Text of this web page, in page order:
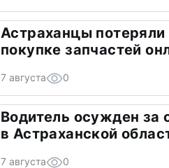
Астраханцы
покупке запчастей
7 августа 0
Водитель осужден за
в Астраханской
7 августа 0